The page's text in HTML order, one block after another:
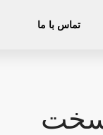
تماس با ما
سخت